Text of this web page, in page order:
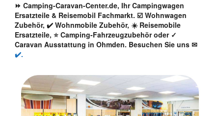
⏩ Camping-Caravan-Center.de, Ihr Campingwagen
Ersatzteile & Reisemobil Fachmarkt. ☑️ Wohnwagen
Zubehör, ✔️ Wohnmobile Zubehör, ☀️ Reisemobile
Ersatzteile, ⭐ Camping-Fahrzeugzubehör oder ✓
Caravan Ausstattung in Ohmden. Besuchen Sie uns ✉
✔️.